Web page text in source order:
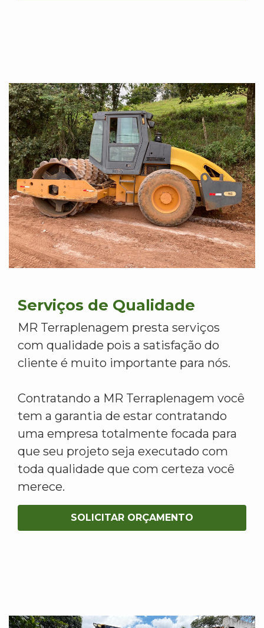
Serviços de Qualidade
MR Terraplenagem presta serviços
com qualidade pois a satisfação do
cliente é muito importante para nós.
Contratando a MR Terraplenagem você
tem a garantia de estar contratando
uma empresa totalmente focada para
que seu projeto seja executado com
toda qualidade que com certeza você
merece.
SOLICITAR ORÇAMENTO